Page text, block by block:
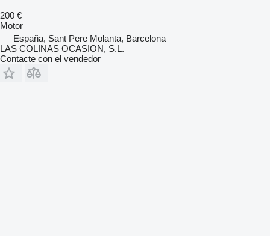
200 €
Motor
España, Sant Pere Molanta, Barcelona
LAS COLINAS OCASION, S.L.
Contacte con el vendedor